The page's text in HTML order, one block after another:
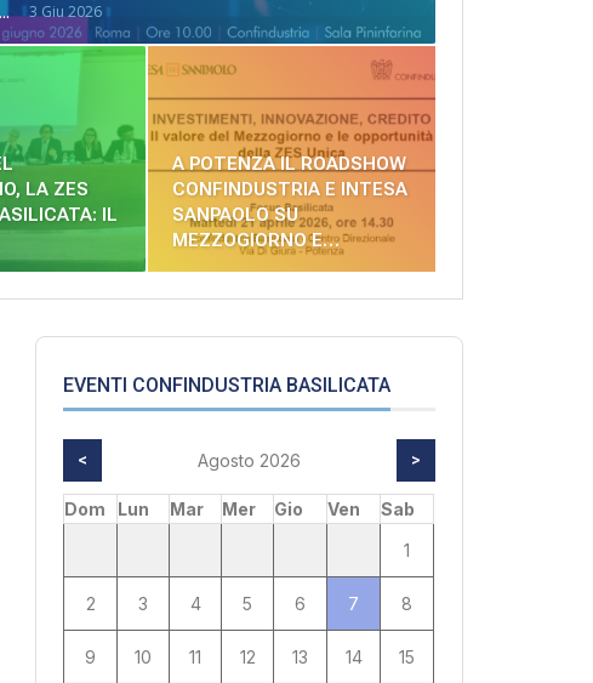
FRANCESCO TELESCA 3 Giu 2026
LA ZES
IL
A POTENZA IL ROADSHOW
CONFINDUSTRIA E INTESA
SANPAOLO SU
MEZZOGIORNO E…
EVENTI CONFINDUSTRIA BASILICATA
< Agosto 2026 >
Dom Lun Mar Mer Gio Ven
Sab
1
2 3 4 5 6 7 8
9 10 11 12 13 14 15